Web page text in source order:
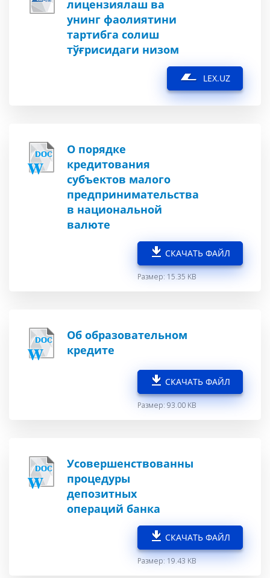
лицензиялаш ва
унинг фаолиятини
тартибга солиш
тўғрисидаги низом
LEX.UZ
О порядке
кредитования
субъектов малого
предпринимательства
в национальной
валюте
СКАЧАТЬ ФАЙЛ
Размер: 15.35 KB
Об образовательном
кредите
СКАЧАТЬ ФАЙЛ
Размер: 93.00 KB
Усовершенствованны
процедуры
депозитных
операций банка
СКАЧАТЬ ФАЙЛ
Размер: 19.43 KB